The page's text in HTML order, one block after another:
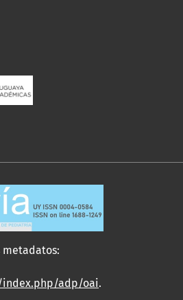
metadatos:
index.php/adp/oai.